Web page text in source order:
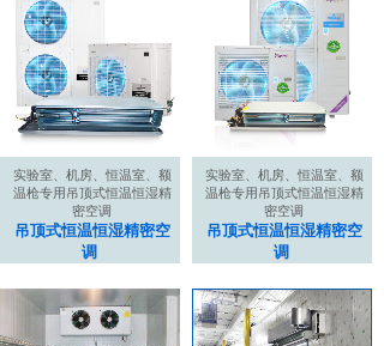
实验室、机房、恒温室、额
温枪专用吊顶式恒温恒湿精
密空调
吊顶式恒温恒湿精密空
调
实验室、机房、恒温室、额
温枪专用吊顶式恒温恒湿精
密空调
吊顶式恒温恒湿精密空
调